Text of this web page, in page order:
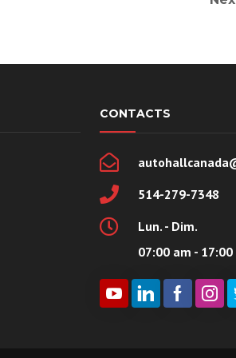
CONTACTS
514-279-7348
Lun. - Dim.
07:00 am - 17:00